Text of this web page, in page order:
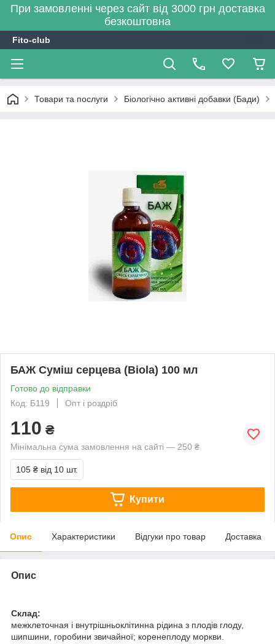
При замовленні через сайт від 3000 грн доставка
безкоштовна
Fito-club
Товари та послуги Біологічно активні добавки (Бади)
БАЖ Суміш серцева (Biola) 100 мл
Готово до відправки
Код: Б119
Опт і роздріб
110 ₴
Мінімальна сума замовлення на сайті — 250 ₴
105 ₴ від 10 шт.
Купити
Опис Характеристики Відгуки про товар Доставка
Опис
Склад:
межклеточная і внутрішньоклітинна рідина з плодів глоду,
шипшини, горобини звичайної; коренеплоду моркви.